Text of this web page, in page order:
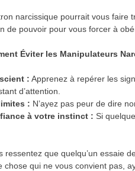
narcissique pourrait vous faire
de pouvoir pour vous forcer à
Éviter les Manipulateurs
: Apprenez à repérer les
d’attention.
: N’ayez pas peur de dire
à votre instinct : Si
ressentez que quelqu’un essaie
chose qui ne vous convient pas,